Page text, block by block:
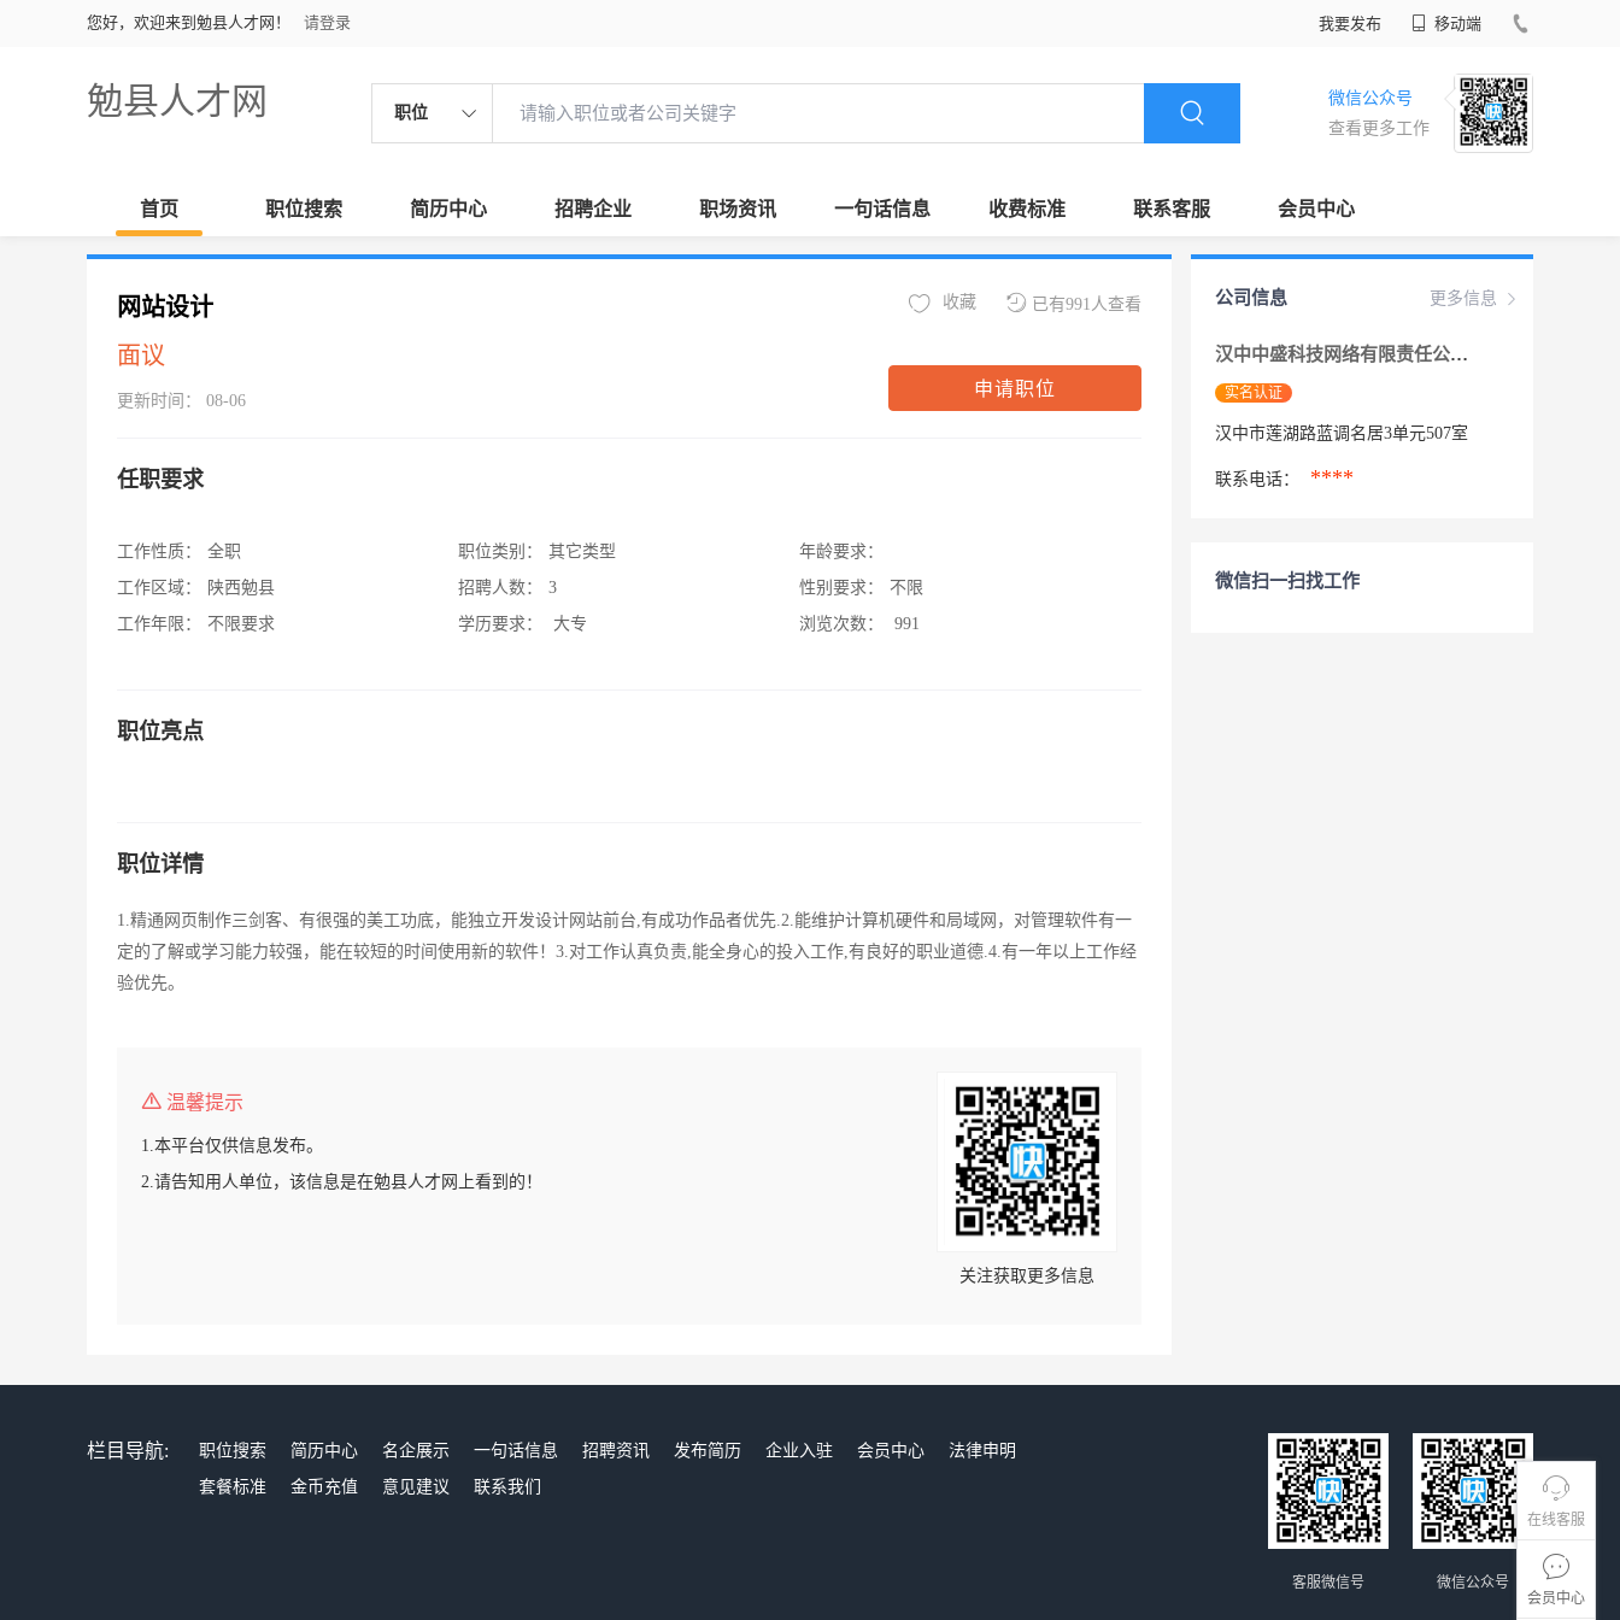
您好，欢迎来到勉县人才网！ 请登录 我要发布 移动端
勉县人才网 职位
微信公众号
查看更多工作
首页 职位搜索 简历中心 招聘企业 职场资讯 一句话信息 收费标准 联系客服 会员中心
在线客服
会员中心
网站设计
面议
更新时间： 08-06
已有991人查看
收藏
申请职位
任职要求
工作性质：
全职
工作区域：
陕西勉县
工作年限：
不限要求
职位类别：
其它类型
招聘人数：
3
学历要求：
大专
年龄要求：
性别要求：
不限
浏览次数：
991
职位亮点
职位详情
1.精通网页制作三剑客、有很强的美工功底，能独立开发设计网站前台,有成功作品者优先.2.能维护计算机硬件和局域网，对管理软件有一
定的了解或学习能力较强，能在较短的时间使用新的软件！3.对工作认真负责,能全身心的投入工作,有良好的职业道德.4.有一年以上工作经
验优先。
温馨提示
1.本平台仅供信息发布。
2.请告知用人单位，该信息是在勉县人才网上看到的！
关注获取更多信息
更多信息
公司信息
汉中中盛科技网络有限责任公司
实名认证
汉中市莲湖路蓝调名居3单元507室
联系电话： ****
微信扫一扫找工作
栏目导航: 职位搜索 简历中心 名企展示 一句话信息 招聘资讯 发布简历 企业入驻 会员中心
法律申明
套餐标准
金币充值 意见建议 联系我们
微信公众号
客服微信号